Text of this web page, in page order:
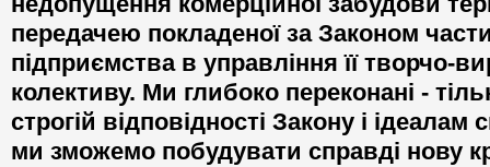
передачею покладеної за Законом
підприємства в управління її творчо-
колективу. Ми глибоко переконані -
строгій відповідності Закону і ідеалам
ми зможемо побудувати справді нову